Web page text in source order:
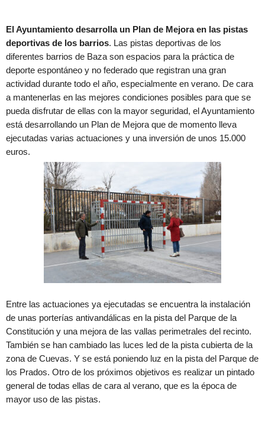
El Ayuntamiento desarrolla un Plan de Mejora en las pistas
deportivas de los barrios. Las pistas deportivas de los
diferentes barrios de Baza son espacios para la práctica de
deporte espontáneo y no federado que registran una gran
actividad durante todo el año, especialmente en verano. De cara
a mantenerlas en las mejores condiciones posibles para que se
pueda disfrutar de ellas con la mayor seguridad, el Ayuntamiento
está desarrollando un Plan de Mejora que de momento lleva
ejecutadas varias actuaciones y una inversión de unos 15.000
euros.
Entre las actuaciones ya ejecutadas se encuentra la instalación
de unas porterías antivandálicas en la pista del Parque de la
Constitución y una mejora de las vallas perimetrales del recinto.
También se han cambiado las luces led de la pista cubierta de la
zona de Cuevas. Y se está poniendo luz en la pista del Parque de
los Prados. Otro de los próximos objetivos es realizar un pintado
general de todas ellas de cara al verano, que es la época de
mayor uso de las pistas.